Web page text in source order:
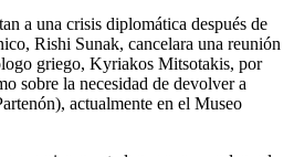
a una crisis diplomática después de
Rishi Sunak, cancelara una reunión
griego, Kyriakos Mitsotakis, por
sobre la necesidad de devolver a
actualmente en el Museo